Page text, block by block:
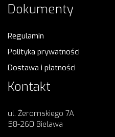
Dokumenty
Regulamin
Polityka prywatności
Dostawa i płatności
Kontakt
ul. Żeromskiego 7A
58-260 Bielawa